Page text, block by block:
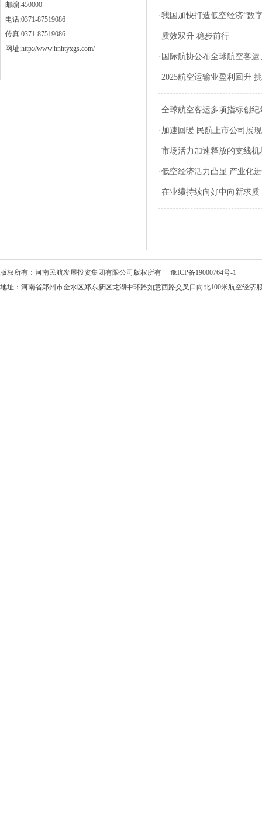
邮编:450000
电话:0371-87519086
传真:0371-87519086
网址:http://www.hnhtyxgs.com/
·我国加快打造低空经济“数
· 质效双升 稳步前行
· 国际航协公布全球航空客
·2025航空运输业盈利回升
·全球航空客运多项指标创
· 加速回暖 民航上市公司展
·市场活力加速释放的支线机
·低空经济活力凸显 产业化
·在业绩持续向好中向新求质
版权所有：河南民航发展投资集团有限公司版权所有 豫ICP备19000764号-1
地址：河南省郑州市金水区郑东新区龙湖中环路如意西路交叉口向北100米航空经济